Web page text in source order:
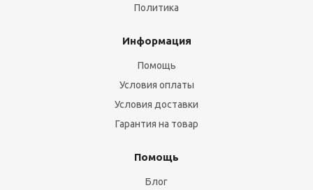
Политика
Информация
Помощь
Условия оплаты
Условия доставки
Гарантия на товар
Помощь
Блог